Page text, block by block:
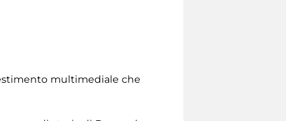
multimediale che